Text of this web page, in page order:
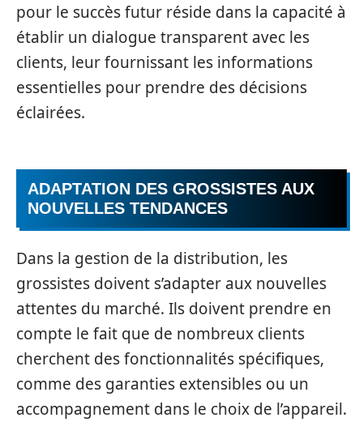
pour le succès futur réside dans la capacité à
établir un dialogue transparent avec les
clients, leur fournissant les informations
essentielles pour prendre des décisions
éclairées.
ADAPTATION DES GROSSISTES AUX
NOUVELLES TENDANCES
Dans la gestion de la distribution, les
grossistes doivent s’adapter aux nouvelles
attentes du marché. Ils doivent prendre en
compte le fait que de nombreux clients
cherchent des fonctionnalités spécifiques,
comme des garanties extensibles ou un
accompagnement dans le choix de l’appareil.